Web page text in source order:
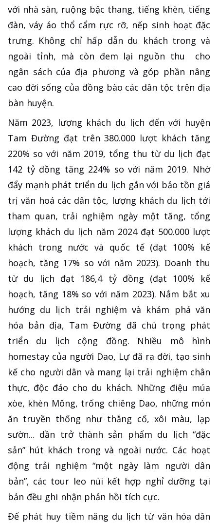
với nhà sàn, ruộng bậc thang, tiếng khèn, tiếng
đàn, váy áo thổ cẩm rực rỡ, nếp sinh hoạt đặc
trưng. Không chỉ hấp dẫn du khách trong và
ngoài tỉnh, mà còn đem lại nguồn thu cho
ngân sách của địa phương và góp phần nâng
cao đời sống của đồng bào các dân tộc trên địa
bàn huyện.
Năm 2023, lượng khách du lịch đến với huyện
Tam Đường đạt trên 380.000 lượt khách tăng
220% so với năm 2019, tổng thu từ du lịch đạt
142 tỷ đồng tăng 224% so với năm 2019. Nhờ
đẩy mạnh phát triển du lịch gắn với bảo tồn giá
trị văn hoá các dân tộc, lượng khách du lịch tới
tham quan, trải nghiệm ngày một tăng, tổng
lượng khách du lịch năm 2024 đạt 500.000 lượt
khách trong nước và quốc tế (đạt 100% kế
hoạch, tăng 17% so với năm 2023). Doanh thu
từ du lịch đạt 186,4 tỷ đồng (đạt 100% kế
hoạch, tăng 18% so với năm 2023). Nắm bắt xu
hướng du lịch trải nghiệm và khám phá văn
hóa bản địa, Tam Đường đã chú trọng phát
triển du lịch cộng đồng. Nhiều mô hình
homestay của người Dao, Lự đã ra đời, tạo sinh
kế cho người dân và mang lại trải nghiệm chân
thực, độc đáo cho du khách. Những điệu múa
xòe, khèn Mông, trống chiêng Dao, những món
ăn truyền thống như thắng cố, xôi màu, lạp
sườn... dần trở thành sản phẩm du lịch “đặc
sản” hút khách trong và ngoài nước. Các hoạt
động trải nghiệm “một ngày làm người dân
bản”, các tour leo núi kết hợp nghỉ dưỡng tại
bản đều ghi nhận phản hồi tích cực.
Để phát huy tiềm năng du lịch từ văn hóa dân